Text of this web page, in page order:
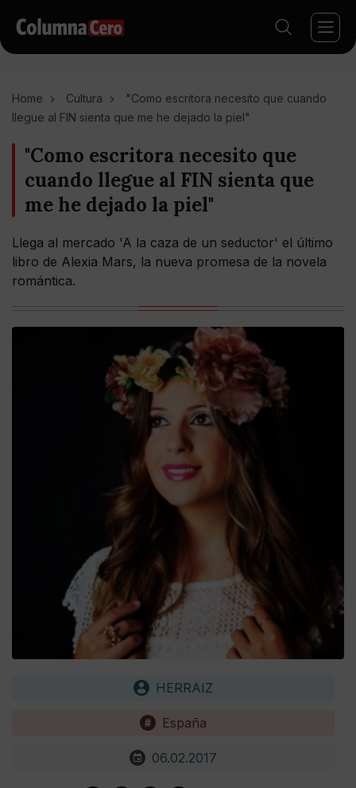
Home Cultura
"Como escritora necesito que cuando
llegue al FIN sienta que me he dejado la piel"
"Como escritora necesito que
cuando llegue al FIN sienta que
me he dejado la piel"
Llega al mercado 'A la caza de un seductor' el último
libro de Alexia Mars, la nueva promesa de la novela
romántica.
HERRAIZ
España
06.02.2017